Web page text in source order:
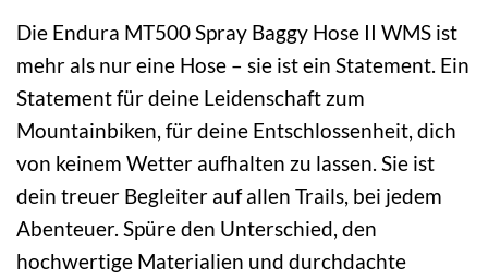
Die Endura MT500 Spray Baggy Hose II WMS ist
mehr als nur eine Hose – sie ist ein Statement. Ein
Statement für deine Leidenschaft zum
Mountainbiken, für deine Entschlossenheit, dich
von keinem Wetter aufhalten zu lassen. Sie ist
dein treuer Begleiter auf allen Trails, bei jedem
Abenteuer. Spüre den Unterschied, den
hochwertige Materialien und durchdachte